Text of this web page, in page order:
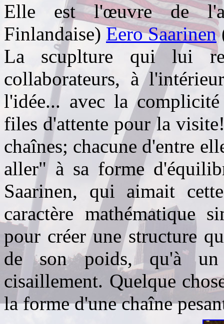
Elle est l'œuvre de
Finlandaise) Eero Saarinen
La scuplture qui lui
collaborateurs, à
l'idée... avec la
files d'attente pour la
chaînes; chacune d'entre
aller" à sa forme
Saarinen, qui aimait
caractère mathématique
pour créer une structure
de son poids, qu'à un
cisaillement. Quelque
la forme d'une chaîne